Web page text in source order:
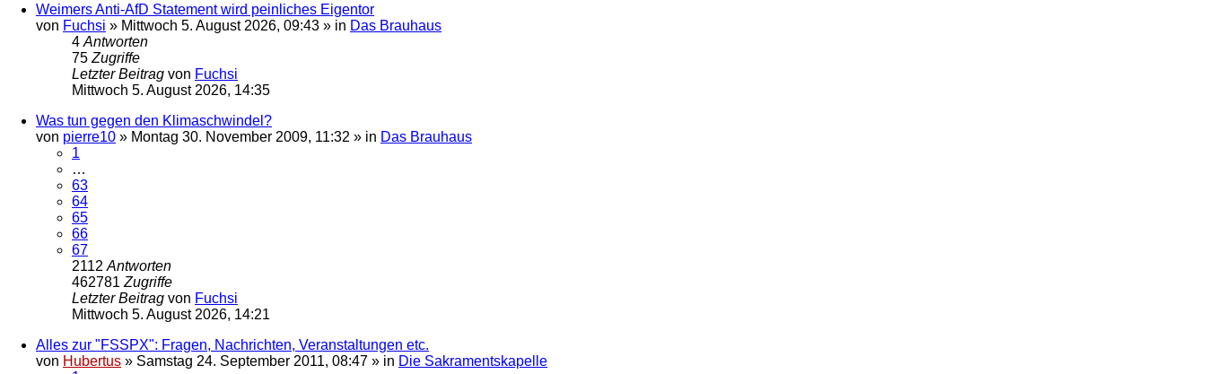
Weimers Anti-AfD Statement wird peinliches Eigentor
von Fuchsi » Mittwoch 5. August 2026, 09:43 » in Das Brauhaus
4 Antworten
75 Zugriffe
Letzter Beitrag von Fuchsi
Mittwoch 5. August 2026, 14:35
Was tun gegen den Klimaschwindel?
von pierre10 » Montag 30. November 2009, 11:32 » in Das Brauhaus
1
…
63
64
65
66
67
2112 Antworten
462781 Zugriffe
Letzter Beitrag von Fuchsi
Mittwoch 5. August 2026, 14:21
Alles zur "FSSPX": Fragen, Nachrichten, Veranstaltungen etc.
von Hubertus » Samstag 24. September 2011, 08:47 » in Die Sakramentskapelle